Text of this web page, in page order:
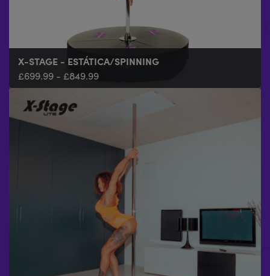
X-STAGE - ESTÁTICA/SPINNING
£699.99 - £849.99